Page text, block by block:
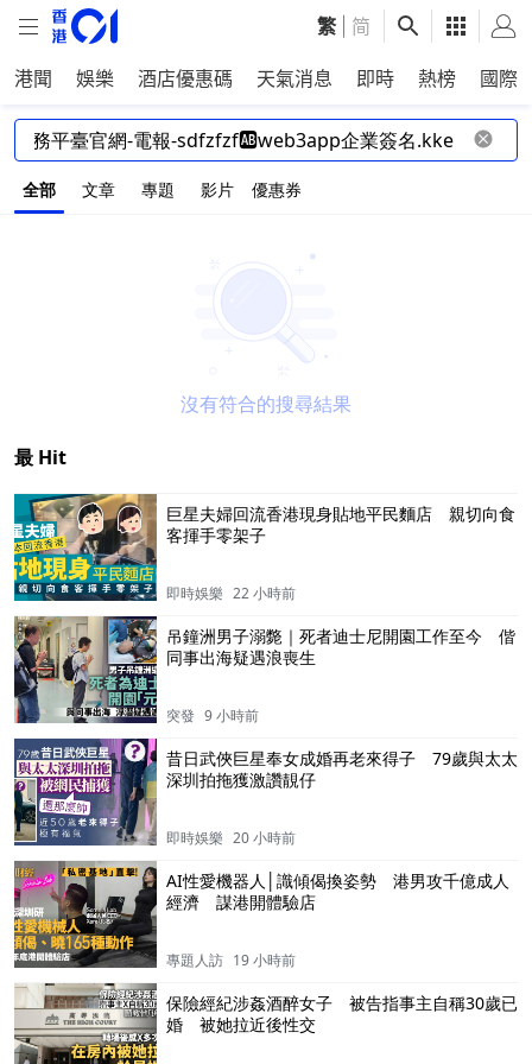
繁 简
港聞 娛樂 酒店優惠碼 天氣消息 即時 熱榜 國際